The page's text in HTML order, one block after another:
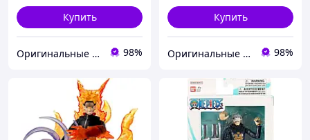
Купить
Оригинальные игрушки из Америки и Японии 98%
Купить
Оригинальные игрушки из Америки и Японии 98%